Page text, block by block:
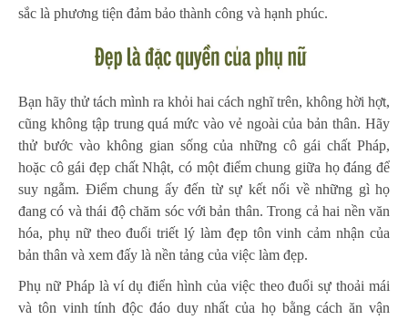
sắc là phương tiện đảm bảo thành công và hạnh phúc.
Bạn hãy thử tách mình ra khỏi hai cách nghĩ trên, không hời hợt,
cũng không tập trung quá mức vào vẻ ngoài của bản thân. Hãy
thử bước vào không gian sống của những cô gái chất Pháp,
hoặc cô gái đẹp chất Nhật, có một điểm chung giữa họ đáng để
suy ngẫm. Điểm chung ấy đến từ sự kết nối về những gì họ
đang có và thái độ chăm sóc với bản thân. Trong cả hai nền văn
hóa, phụ nữ theo đuổi triết lý làm đẹp tôn vinh cảm nhận của
bản thân và xem đấy là nền tảng của việc làm đẹp.
Phụ nữ Pháp là ví dụ điển hình của việc theo đuổi sự thoải mái
và tôn vinh tính độc đáo duy nhất của họ bằng cách ăn vận